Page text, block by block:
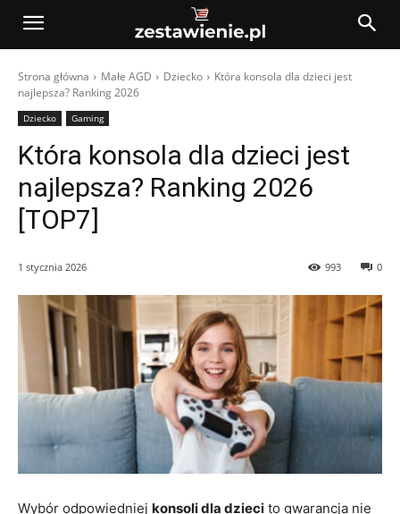
Strona główna Małe AGD Dziecko
Która konsola dla dzieci jest
najlepsza? Ranking 2026
Dziecko Gaming
Która konsola dla dzieci jest
najlepsza? Ranking 2026
[TOP7]
1 stycznia 2026 0
993
Wybór odpowiedniej konsoli dla dzieci to gwarancja nie